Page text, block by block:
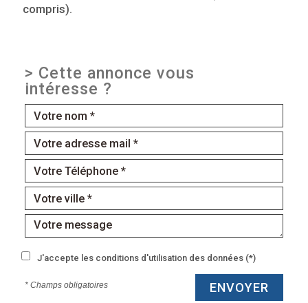
compris).
> Cette annonce vous
intéresse ?
J'accepte les conditions d'utilisation des données (*)
* Champs obligatoires ENVOYER